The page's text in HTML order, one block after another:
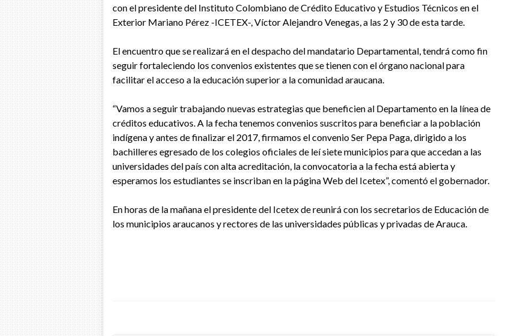
con el presidente del Instituto Colombiano de Crédito Educativo y Estudios Técnicos en el
Exterior Mariano Pérez -ICETEX-, Víctor Alejandro Venegas, a las 2 y 30 de esta tarde.
El encuentro que se realizará en el despacho del mandatario Departamental, tendrá como fin
seguir fortaleciendo los convenios existentes que se tienen con el órgano nacional para
facilitar el acceso a la educación superior a la comunidad araucana.
“Vamos a seguir trabajando nuevas estrategias que beneficien al Departamento en la línea de
créditos educativos. A la fecha tenemos convenios suscritos para beneficiar a la población
indígena y antes de finalizar el 2017, firmamos el convenio Ser Pepa Paga, dirigido a los
bachilleres egresado de los colegios oficiales de leí siete municipios para que accedan a las
universidades del país con alta acreditación, la convocatoria a la fecha está abierta y
esperamos los estudiantes se inscriban en la página Web del Icetex”, comentó el gobernador.
En horas de la mañana el presidente del Icetex de reunirá con los secretarios de Educación de
los municipios araucanos y rectores de las universidades públicas y privadas de Arauca.